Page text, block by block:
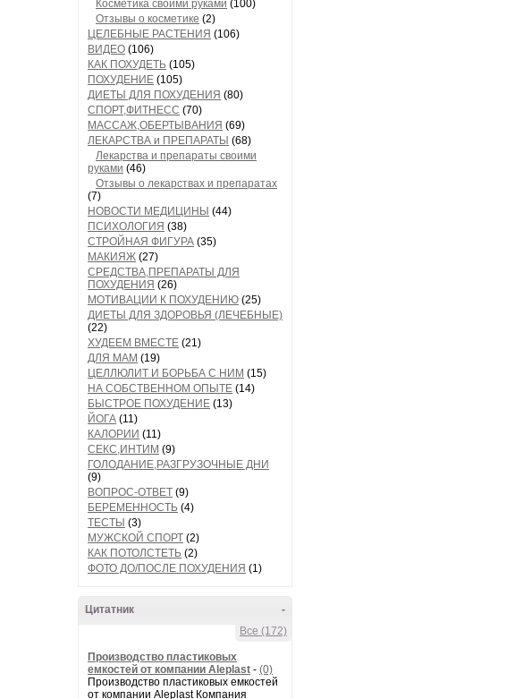
Косметика своими руками (100)
Отзывы о косметике (2)
ЦЕЛЕБНЫЕ РАСТЕНИЯ (106)
ВИДЕО (106)
КАК ПОХУДЕТЬ (105)
ПОХУДЕНИЕ (105)
ДИЕТЫ ДЛЯ ПОХУДЕНИЯ (80)
СПОРТ,ФИТНЕСС (70)
МАССАЖ,ОБЕРТЫВАНИЯ (69)
ЛЕКАРСТВА и ПРЕПАРАТЫ (68)
Лекарства и препараты своими
руками (46)
Отзывы о лекарствах и препаратах
(7)
НОВОСТИ МЕДИЦИНЫ (44)
ПСИХОЛОГИЯ (38)
СТРОЙНАЯ ФИГУРА (35)
МАКИЯЖ (27)
СРЕДСТВА,ПРЕПАРАТЫ ДЛЯ
ПОХУДЕНИЯ (26)
МОТИВАЦИИ К ПОХУДЕНИЮ (25)
ДИЕТЫ ДЛЯ ЗДОРОВЬЯ (ЛЕЧЕБНЫЕ)
(22)
ХУДЕЕМ ВМЕСТЕ (21)
ДЛЯ МАМ (19)
ЦЕЛЛЮЛИТ И БОРЬБА С НИМ (15)
НА СОБСТВЕННОМ ОПЫТЕ (14)
БЫСТРОЕ ПОХУДЕНИЕ (13)
ЙОГА (11)
КАЛОРИИ (11)
СЕКС,ИНТИМ (9)
ГОЛОДАНИЕ,РАЗГРУЗОЧНЫЕ ДНИ
(9)
ВОПРОС-ОТВЕТ (9)
БЕРЕМЕННОСТЬ (4)
ТЕСТЫ (3)
МУЖСКОЙ СПОРТ (2)
КАК ПОТОЛСТЕТЬ (2)
ФОТО ДО/ПОСЛЕ ПОХУДЕНИЯ (1)
-
Цитатник
Все (172)
Производство пластиковых
емкостей от компании Aleplast - (0)
Производство пластиковых емкостей
от компании Aleplast Компания